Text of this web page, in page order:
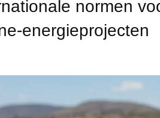
normen
energieprojecten